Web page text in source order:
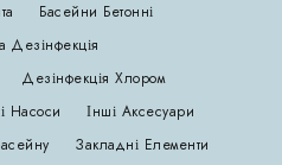
Басейни Бетонні
Дезінфекція
Дезінфекція Хлором
Насоси
Інші Аксесуари
Закладні Елементи